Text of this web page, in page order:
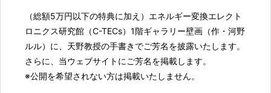
（総額5万円以下の特典に加え）エネルギー変換エレクト
ロニクス研究館（C-TECs）1階ギャラリー壁画（作・河野
ルル）に、天野教授の手書きでご芳名を披露いたします。
さらに、当ウェブサイトにご芳名を掲載します。
※公開を希望されない方は掲載いたしません。